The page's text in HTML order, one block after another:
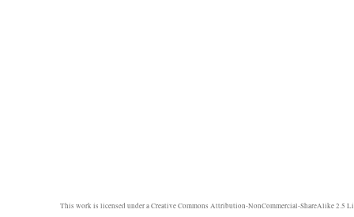
This work is licensed under aCreative Commons Attribution-NonCommercial-ShareAlike 2.5